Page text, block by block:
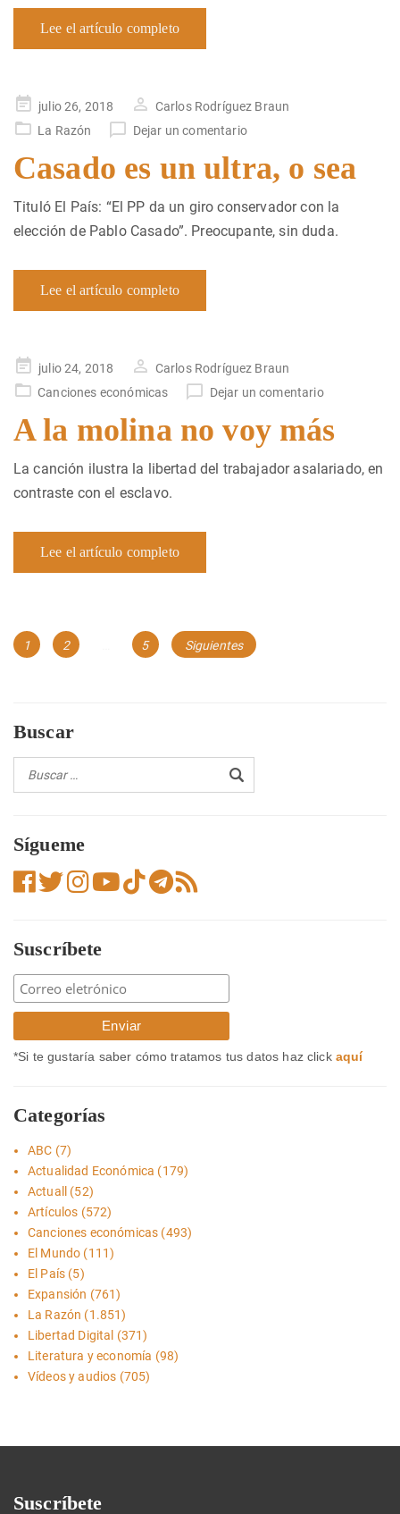
Lee el artículo completo
Publicado
en
julio 26, 2018
Carlos Rodríguez Braun
La Razón
Dejar un comentario
Casado es un ultra, o sea
Tituló El País: “El PP da un giro conservador con la
elección de Pablo Casado”. Preocupante, sin duda.
Lee el artículo completo
Publicado
en
julio 24, 2018
Carlos Rodríguez Braun
Canciones económicas
Dejar un comentario
A la molina no voy más
La canción ilustra la libertad del trabajador asalariado, en
contraste con el esclavo.
Lee el artículo completo
Navegación
entradas
Página
1 Página
2 Página
5 Siguientes
Buscar
Sígueme
Suscríbete
*Si te gustaría saber cómo tratamos tus datos haz click aquí
Categorías
ABC (7)
Actualidad Económica (179)
Actuall
(52)
Artículos (572)
Canciones económicas (493)
El Mundo (111)
El País (5)
Expansión (761)
La Razón (1.851)
Libertad Digital (371)
Literatura y economía (98)
Vídeos y audios (705)
Suscríbete